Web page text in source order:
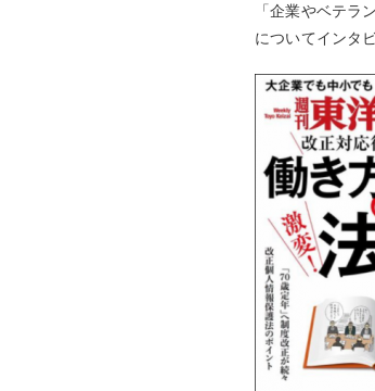
「企業やベテラ
についてインタ